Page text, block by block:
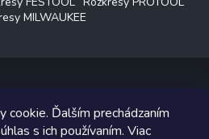
cookie. Ďalším prechádzaním
s ich používaním. Viac
MILWAUKEE
. Všetky práva vyhradené.